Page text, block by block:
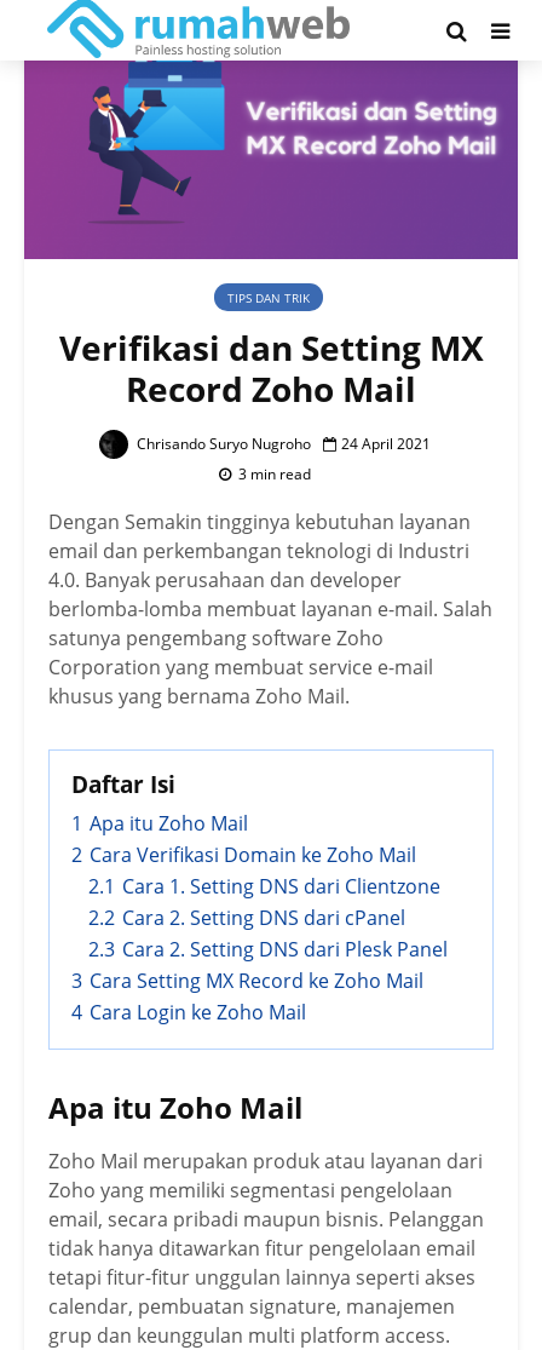
TIPS DAN TRIK
Verifikasi dan Setting MX
Record Zoho Mail
Chrisando Suryo Nugroho
24 April 2021
3 min read
Dengan Semakin tingginya kebutuhan layanan
email dan perkembangan teknologi di Industri
4.0. Banyak perusahaan dan developer
berlomba-lomba membuat layanan e-mail. Salah
satunya pengembang software Zoho
Corporation yang membuat service e-mail
khusus yang bernama Zoho Mail.
Daftar Isi
1 Apa itu Zoho Mail
2 Cara Verifikasi Domain ke Zoho Mail
2.1 Cara 1. Setting DNS dari Clientzone
2.2 Cara 2. Setting DNS dari cPanel
2.3 Cara 2. Setting DNS dari Plesk Panel
3 Cara Setting MX Record ke Zoho Mail
4 Cara Login ke Zoho Mail
Apa itu Zoho Mail
Zoho Mail merupakan produk atau layanan dari
Zoho yang memiliki segmentasi pengelolaan
email, secara pribadi maupun bisnis. Pelanggan
tidak hanya ditawarkan fitur pengelolaan email
tetapi fitur-fitur unggulan lainnya seperti akses
calendar, pembuatan signature, manajemen
grup dan keunggulan multi platform access.